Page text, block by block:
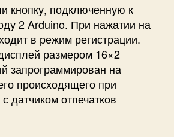
кнопку, подключенную к
2 Arduino. При нажатии на
в режим регистрации.
размером 16×2
запрограммирован на
происходящего при
датчиком отпечатков